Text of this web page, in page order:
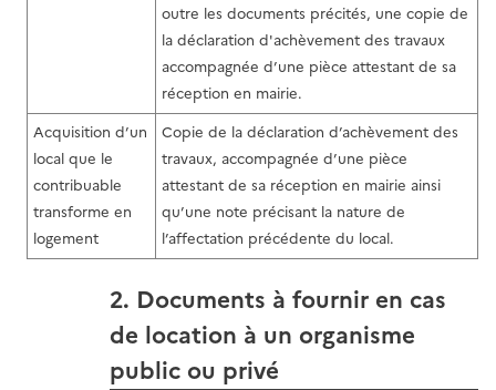
outre les documents précités, une copie de
la déclaration d'achèvement des travaux
accompagnée d’une pièce attestant de sa
réception en mairie.
Acquisition d’un
local que le
contribuable
transforme en
logement
Copie de la déclaration d’achèvement des
travaux, accompagnée d’une pièce
attestant de sa réception en mairie ainsi
qu’une note précisant la nature de
l’affectation précédente du local.
2. Documents à fournir en cas
de location à un organisme
public ou privé